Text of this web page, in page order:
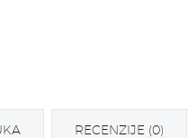
RECENZIJE (0)